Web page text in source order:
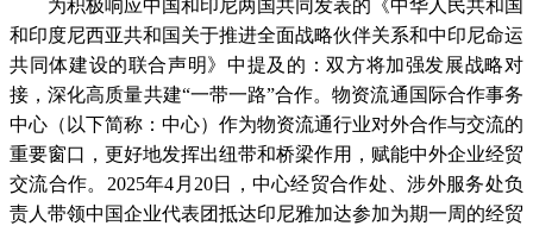
为积极响应中国和印尼两国共同发表的《中华人民共和国
和印度尼西亚共和国关于推进全面战略伙伴关系和中印尼命运
共同体建设的联合声明》中提及的：双方将加强发展战略对
接，深化高质量共建“一带一路”合作。物资流通国际合作事务
中心（以下简称：中心）作为物资流通行业对外合作与交流的
重要窗口，更好地发挥出纽带和桥梁作用，赋能中外企业经贸
交流合作。2025年4月20日，中心经贸合作处、涉外服务处负
责人带领中国企业代表团抵达印尼雅加达参加为期一周的经贸